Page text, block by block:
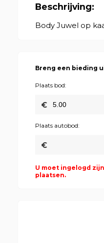
Beschrijving:
Body Juwel op
Breng een bieding
Plaats bod:
Plaats autobod:
U moet ingelogd
plaatsen.